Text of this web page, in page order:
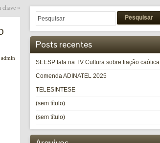
chave »
admin
Pesquisar
Posts recentes
SEESP fala na TV Cultura sobre fiação caótica
Comenda ADINATEL 2025
TELESINTESE
(sem título)
(sem título)